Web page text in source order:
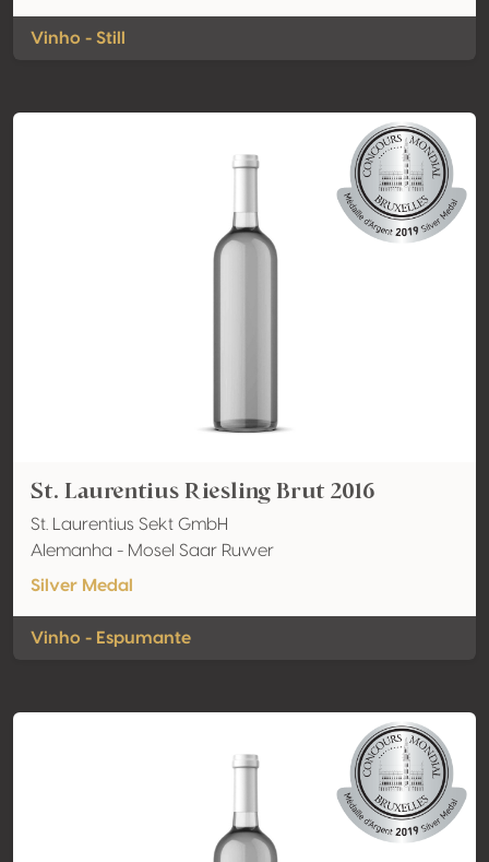
Vinho - Still
St. Laurentius Riesling Brut 2016
St. Laurentius Sekt GmbH
Alemanha - Mosel Saar Ruwer
Silver Medal
Vinho - Espumante